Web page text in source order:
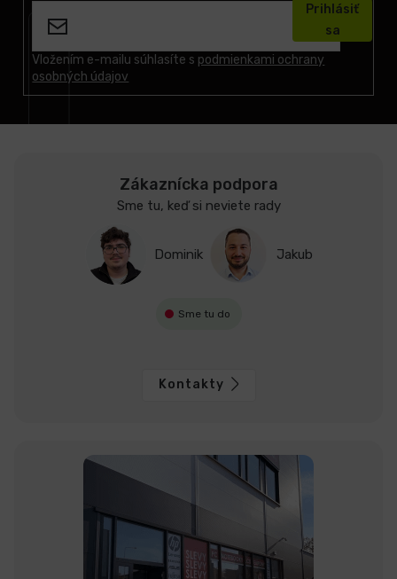
Vložením e-mailu súhlasíte s podmienkami ochrany
osobných údajov
Prihlásiť
sa
Zákaznícka podpora
Sme tu, keď si neviete rady
Dominik Jakub
Sme tu do
Kontakty